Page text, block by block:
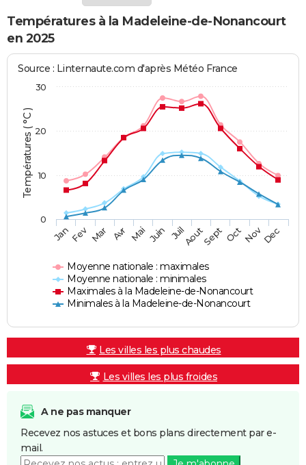
Températures à la Madeleine-de-Nonancourt
en 2025
Températures ( °C )
Source : Linternaute.com d'après Météo France
Moyenne nationale : maximales
Moyenne nationale : minimales
Maximales à la Madeleine-de-Nonancourt
Minimales à la Madeleine-de-Nonancourt
JanFev Mar Avr Mai Juin JuilAoutSept OctNovDec
0
10
20
30
Les villes les plus chaudes
Les villes les plus froides
A ne pas manquer
Recevez nos astuces et bons plans directement par e-
mail.